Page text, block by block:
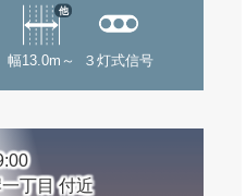
幅13.0m～
他
３灯式信号
丁目 付近